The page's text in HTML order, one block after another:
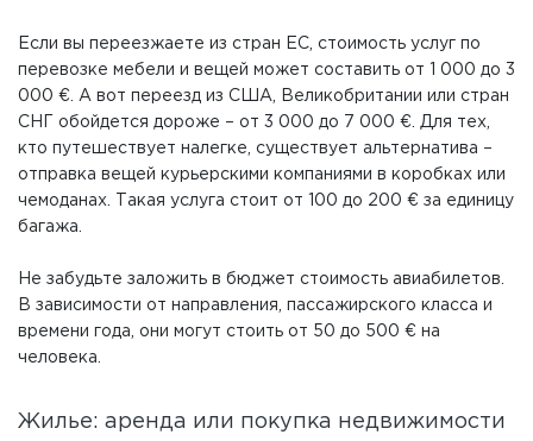
Если вы переезжаете из стран ЕС, стоимость услуг по
перевозке мебели и вещей может составить от 1 000 до 3
000 €. А вот переезд из США, Великобритании или стран
СНГ обойдется дороже – от 3 000 до 7 000 €. Для тех,
кто путешествует налегке, существует альтернатива –
отправка вещей курьерскими компаниями в коробках или
чемоданах. Такая услуга стоит от 100 до 200 € за единицу
багажа.
Не забудьте заложить в бюджет стоимость авиабилетов.
В зависимости от направления, пассажирского класса и
времени года, они могут стоить от 50 до 500 € на
человека.
Жилье: аренда или покупка недвижимости